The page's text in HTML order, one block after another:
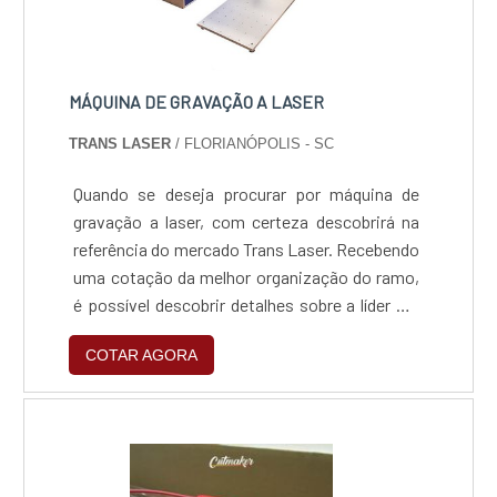
MÁQUINA DE GRAVAÇÃO A LASER
TRANS LASER / FLORIANÓPOLIS - SC
Quando se deseja procurar por máquina de
gravação a laser, com certeza descobrirá na
referência do mercado Trans Laser. Recebendo
uma cotação da melhor organização do ramo,
é possível descobrir detalhes sobre a líder em
qualidade.ALGUNS DETALHES SOBRE A
MÁQUINA DE GRAVAÇÃO A LASERSe alguém
pesquisar por máquina de gravação a laser em
a Trans Laser. Disponibilizando para os
clientes máquina de corte a laser e máquina
COTAR AGORA